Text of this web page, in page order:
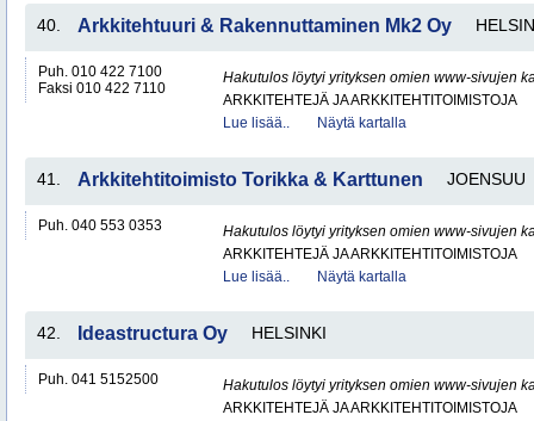
40. Arkkitehtuuri & Rakennuttaminen Mk2 Oy
Puh. 010 422 7100
Faksi 010 422 7110
Hakutulos löytyi yrityksen omien www-sivujen
ARKKITEHTEJÄ JA ARKKITEHTITOIMISTOJA
Lue lisää..
Näytä kartalla
41. Arkkitehtitoimisto Torikka & Karttunen JOENSUU
Puh. 040 553 0353
Hakutulos löytyi yrityksen omien www-sivujen
ARKKITEHTEJÄ JA ARKKITEHTITOIMISTOJA
Lue lisää..
Näytä kartalla
42. Ideastructura Oy HELSINKI
Puh. 041 5152500
Hakutulos löytyi yrityksen omien www-sivujen
ARKKITEHTEJÄ JA ARKKITEHTITOIMISTOJA